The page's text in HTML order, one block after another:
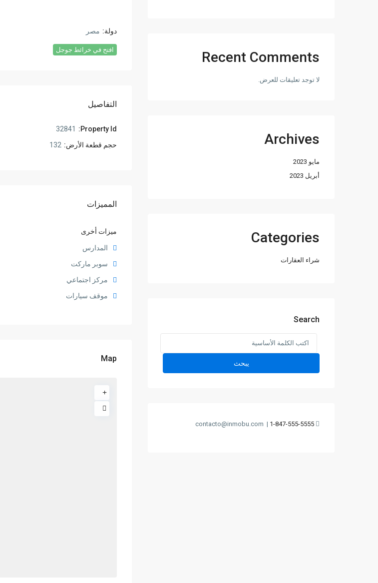
دولة: مصر
افتح في خرائط جوجل
التفاصيل
Property Id:
32841
حجم قطعة الأرض: 132
المميزات
ميزات أخرى
المدارس
سوبر ماركت
مركز اجتماعي
موقف سيارات
Map
Recent Comments
لا توجد تعليقات للعرض.
Archives
مايو 2023
أبريل 2023
Categories
شراء العقارات
Search
يبحث
1-847-555-5555
|